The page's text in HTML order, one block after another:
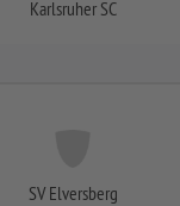
Karlsruher SC
SV Elversberg